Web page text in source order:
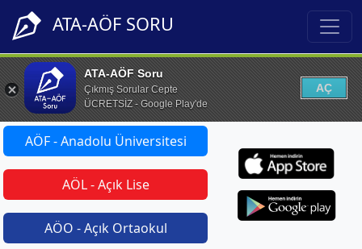
ATA-AÖF SORU
ATA-AÖF Soru
Çıkmış Sorular Cepte
ÜCRETSİZ - Google Play'de
AÇ
AÖF - Anadolu Üniversitesi
AÖL - Açık Lise
AÖO - Açık Ortaokul